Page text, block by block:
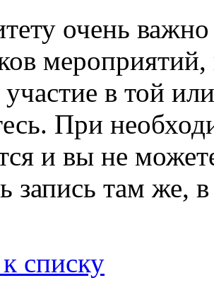
очень
в той
При
и вы не
запись там же,
списку